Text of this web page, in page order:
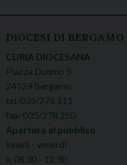
DIOCESI DI BERGAMO
CURIA DIOCESANA
Piazza Duomo 5
24129 Bergamo
tel. 035/278.111
fax: 035/278.250
Apertura al pubblico
lunedì - venerdì
h. 08.30 - 12.30